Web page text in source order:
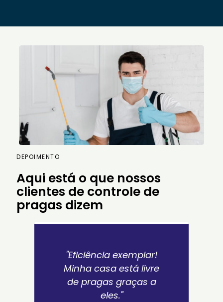
DEPOIMENTO
Aqui está o que nossos
clientes de controle de
pragas dizem
"Eficiência exemplar!
Minha casa está livre
de pragas graças a
eles."